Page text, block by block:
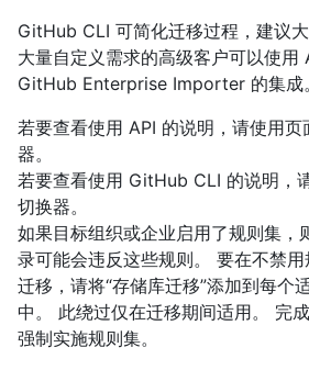
GitHub CLI 可简化迁移过程，建议
大量自定义需求的高级客户可以使用
GitHub Enterprise Importer 的集成。
若要查看使用 API 的说明，请使用页
器。
若要查看使用 GitHub CLI 的说明，
切换器。
如果目标组织或企业启用了规则集，
录可能会违反这些规则。 要在不禁
迁移，请将“存储库迁移”添加到每个
中。 此绕过仅在迁移期间适用。 完
强制实施规则集。